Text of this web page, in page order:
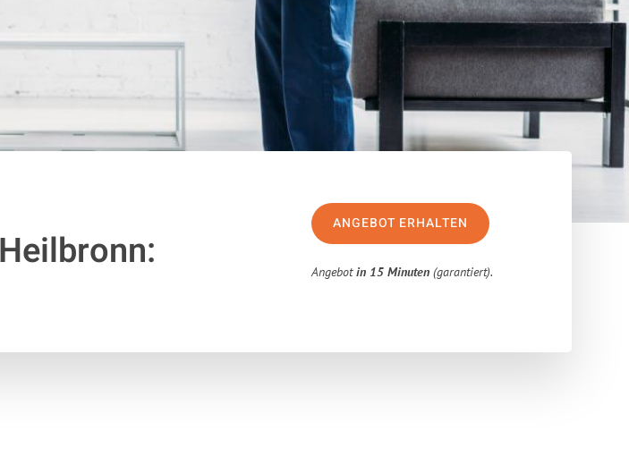
ANGEBOT ERHALTEN
Angebotin 15 Minuten (garantiert).